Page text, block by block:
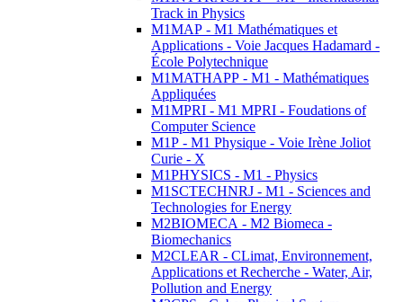
Track in Physics
M1MAP - M1 Mathématiques et
Applications - Voie Jacques Hadamard -
École Polytechnique
M1MATHAPP - M1 - Mathématiques
Appliquées
M1MPRI - M1 MPRI - Foudations of
Computer Science
M1P - M1 Physique - Voie Irène Joliot
Curie - X
M1PHYSICS - M1 - Physics
M1SCTECHNRJ - M1 - Sciences and
Technologies for Energy
M2BIOMECA - M2 Biomeca -
Biomechanics
M2CLEAR - CLimat, Environnement,
Applications et Recherche - Water, Air,
Pollution and Energy